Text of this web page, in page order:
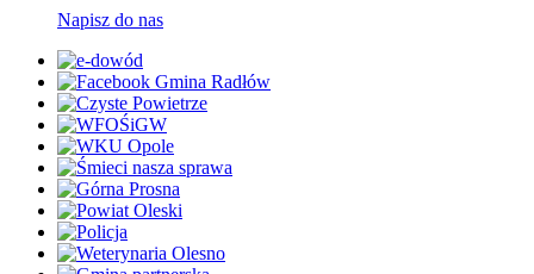
Napisz do nas